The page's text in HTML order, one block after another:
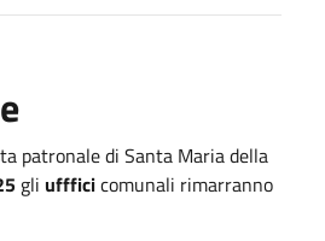
patronale di Santa Maria della
gli uffficicomunali rimarranno